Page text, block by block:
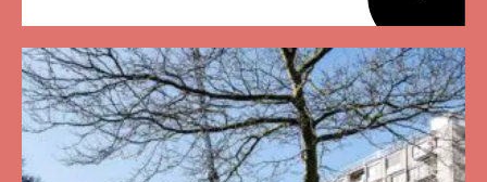
meer
over
Herziene
Onderzoeksagenda
Leefbaarheid